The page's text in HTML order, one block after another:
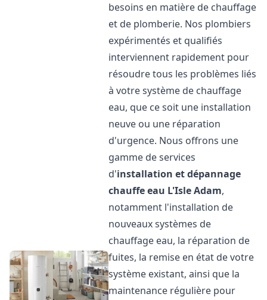
besoins en matière de chauffage
et de plomberie. Nos plombiers
expérimentés et qualifiés
interviennent rapidement pour
résoudre tous les problèmes liés
à votre système de chauffage
eau, que ce soit une installation
neuve ou une réparation
d'urgence. Nous offrons une
gamme de services
d'installation et dépannage
chauffe eau L'Isle Adam,
notamment l'installation de
nouveaux systèmes de
chauffage eau, la réparation de
fuites, la remise en état de votre
système existant, ainsi que la
maintenance régulière pour